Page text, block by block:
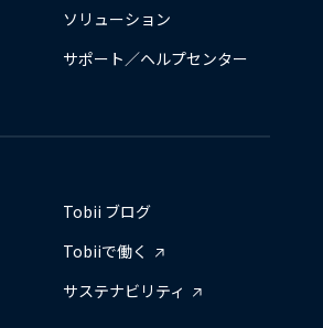
ソリューション
サポート／ヘルプセンター
Tobii ブログ
Tobiiで働く
サステナビリティ